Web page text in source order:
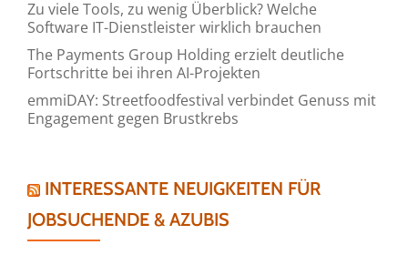
Zu viele Tools, zu wenig Überblick? Welche
Software IT-Dienstleister wirklich brauchen
The Payments Group Holding erzielt deutliche
Fortschritte bei ihren AI-Projekten
emmiDAY: Streetfoodfestival verbindet Genuss mit
Engagement gegen Brustkrebs
INTERESSANTE NEUIGKEITEN FÜR
JOBSUCHENDE & AZUBIS